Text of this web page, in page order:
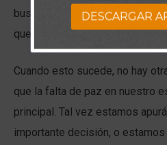
buscar nuevas energías para
que debemos armar.
Cuando esto sucede, no hay
que la falta de paz en nuestro
principal. Tal vez estamos
importante decisión, o
DESCARGAR